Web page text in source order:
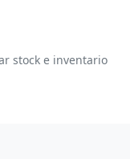
stock e inventario